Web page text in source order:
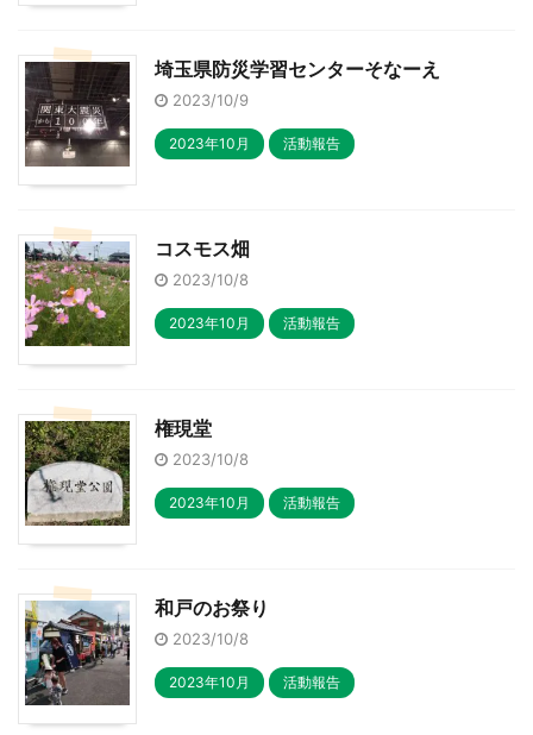
埼玉県防災学習センターそなーえ
2023/10/9
2023年10月 活動報告
コスモス畑
2023/10/8
2023年10月 活動報告
権現堂
2023/10/8
2023年10月 活動報告
和戸のお祭り
2023/10/8
2023年10月 活動報告